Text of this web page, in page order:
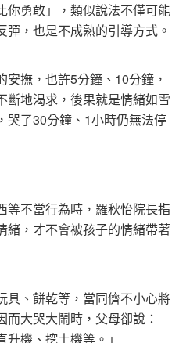
你勇敢」，類似說法不僅可能
，也是不成熟的引導方式。
撫，也許5分鐘、10分鐘，
斷地渴求，後果就是情緒如雪
哭了30分鐘、1小時仍無法停
等不當行為時，羅秋怡院長指
緒，才不會被孩子的情緒帶著
具、餅乾等，當同儕不小心將
大哭大鬧時，父母卻說：
升機、挖土機等。」